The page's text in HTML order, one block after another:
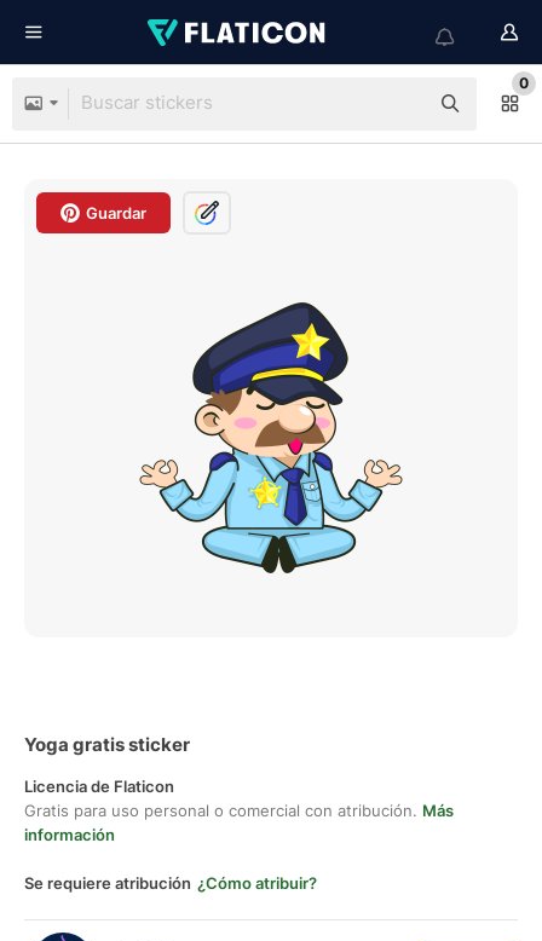
0
Guardar
Yoga gratis sticker
Licencia de Flaticon
Gratis para uso personal o comercial con atribución. Más
información
Se requiere atribución ¿Cómo atribuir?